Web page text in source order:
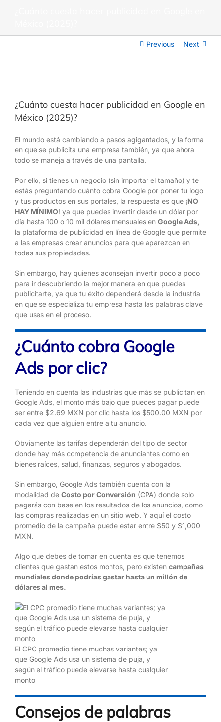
Previous Next
Image
¿Cuánto cuesta hacer publicidad en Google en
México (2025)?
El mundo está cambiando a pasos agigantados, y la forma
en que se publicita una empresa también, ya que ahora
todo se maneja a través de una pantalla.
Por ello, si tienes un negocio (sin importar el tamaño) y te
estás preguntando cuánto cobra Google por poner tu logo
y tus productos en sus portales, la respuesta es que ¡NO
HAY MÍNIMO! ya que puedes invertir desde un dólar por
día hasta 100 o 10 mil dólares mensuales en Google Ads,
la plataforma de publicidad en línea de Google que permite
a las empresas crear anuncios para que aparezcan en
todas sus propiedades.
Sin embargo, hay quienes aconsejan invertir poco a poco
para ir descubriendo la mejor manera en que puedes
publicitarte, ya que tu éxito dependerá desde la industria
en que se especializa tu empresa hasta las palabras clave
que uses en el proceso.
¿Cuánto cobra Google
Ads por clic?
Teniendo en cuenta las industrias que más se publicitan en
Google Ads, el monto más bajo que puedes pagar puede
ser entre $2.69 MXN por clic hasta los $500.00 MXN por
cada vez que alguien entre a tu anuncio.
Obviamente las tarifas dependerán del tipo de sector
donde hay más competencia de anunciantes como en
bienes raíces, salud, finanzas, seguros y abogados.
Sin embargo, Google Ads también cuenta con la
modalidad de Costo por Conversión (CPA) donde solo
pagarás con base en los resultados de los anuncios, como
las compras realizadas en un sitio web. Y aquí el costo
promedio de la campaña puede estar entre $50 y $1,000
MXN.
Algo que debes de tomar en cuenta es que tenemos
clientes que gastan estos montos, pero existen campañas
mundiales donde podrías gastar hasta un millón de
dólares al mes.
El CPC promedio tiene muchas variantes; ya
que Google Ads usa un sistema de puja, y
según el tráfico puede elevarse hasta cualquier
monto
Consejos de palabras